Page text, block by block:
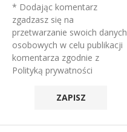
* Dodając komentarz
zgadzasz się na
przetwarzanie swoich danych
osobowych w celu publikacji
komentarza zgodnie z
Polityką prywatności